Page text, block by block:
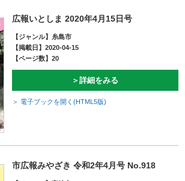
広報いとしま 2020年4月15日号
【ジャンル】糸島市
【掲載日】2020-04-15
【ページ数】20
＞詳細をみる
＞ 電子ブックを開く(HTML5版)
市広報みやざき 令和2年4月号 No.918